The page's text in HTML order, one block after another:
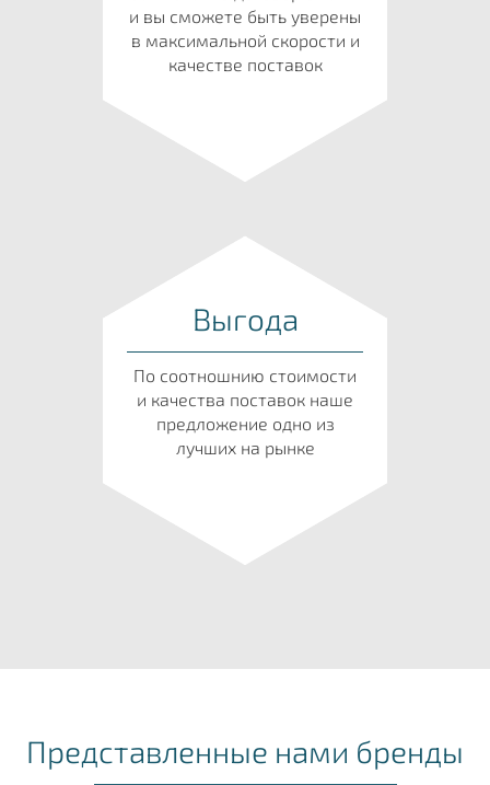
и вы сможете быть уверены
в максимальной скорости и
качестве поставок
Выгода
По соотношнию стоимости
и качества поставок наше
предложение одно из
лучших на рынке
Представленные нами бренды